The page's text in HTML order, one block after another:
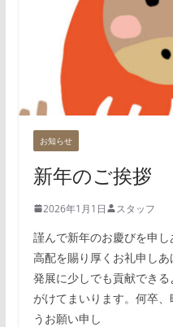
お知らせ
新年のご挨拶
2026年1月1日 スタッフ
謹んで新年のお慶びを申
高配を賜り厚くお礼申し
発展に少しでも貢献でき
がけてまいります。何卒
うお願い申し